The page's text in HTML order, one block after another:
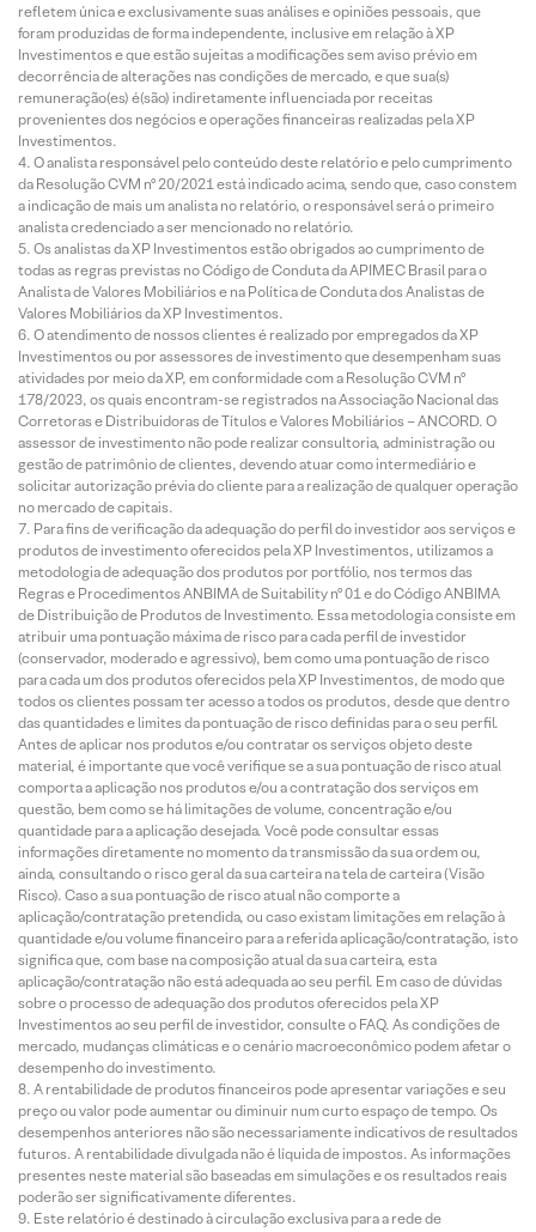
refletem única e exclusivamente suas análises e opiniões pessoais, que
foram produzidas de forma independente, inclusive em relação à XP
Investimentos e que estão sujeitas a modificações sem aviso prévio em
decorrência de alterações nas condições de mercado, e que sua(s)
remuneração(es) é(são) indiretamente influenciada por receitas
provenientes dos negócios e operações financeiras realizadas pela XP
Investimentos.
O analista responsável pelo conteúdo deste relatório e pelo cumprimento
da Resolução CVM nº 20/2021 está indicado acima, sendo que, caso constem
a indicação de mais um analista no relatório, o responsável será o primeiro
analista credenciado a ser mencionado no relatório.
Os analistas da XP Investimentos estão obrigados ao cumprimento de
todas as regras previstas no Código de Conduta da APIMEC Brasil para o
Analista de Valores Mobiliários e na Política de Conduta dos Analistas de
Valores Mobiliários da XP Investimentos.
O atendimento de nossos clientes é realizado por empregados da XP
Investimentos ou por assessores de investimento que desempenham suas
atividades por meio da XP, em conformidade com a Resolução CVM nº
178/2023, os quais encontram-se registrados na Associação Nacional das
Corretoras e Distribuidoras de Títulos e Valores Mobiliários – ANCORD. O
assessor de investimento não pode realizar consultoria, administração ou
gestão de patrimônio de clientes, devendo atuar como intermediário e
solicitar autorização prévia do cliente para a realização de qualquer operação
no mercado de capitais.
Para fins de verificação da adequação do perfil do investidor aos serviços e
produtos de investimento oferecidos pela XP Investimentos, utilizamos a
metodologia de adequação dos produtos por portfólio, nos termos das
Regras e Procedimentos ANBIMA de Suitability nº 01 e do Código ANBIMA
de Distribuição de Produtos de Investimento. Essa metodologia consiste em
atribuir uma pontuação máxima de risco para cada perfil de investidor
(conservador, moderado e agressivo), bem como uma pontuação de risco
para cada um dos produtos oferecidos pela XP Investimentos, de modo que
todos os clientes possam ter acesso a todos os produtos, desde que dentro
das quantidades e limites da pontuação de risco definidas para o seu perfil.
Antes de aplicar nos produtos e/ou contratar os serviços objeto deste
material, é importante que você verifique se a sua pontuação de risco atual
comporta a aplicação nos produtos e/ou a contratação dos serviços em
questão, bem como se há limitações de volume, concentração e/ou
quantidade para a aplicação desejada. Você pode consultar essas
informações diretamente no momento da transmissão da sua ordem ou,
ainda, consultando o risco geral da sua carteira na tela de carteira (Visão
Risco). Caso a sua pontuação de risco atual não comporte a
aplicação/contratação pretendida, ou caso existam limitações em relação à
quantidade e/ou volume financeiro para a referida aplicação/contratação, isto
significa que, com base na composição atual da sua carteira, esta
aplicação/contratação não está adequada ao seu perfil. Em caso de dúvidas
sobre o processo de adequação dos produtos oferecidos pela XP
Investimentos ao seu perfil de investidor, consulte o FAQ. As condições de
mercado, mudanças climáticas e o cenário macroeconômico podem afetar o
desempenho do investimento.
A rentabilidade de produtos financeiros pode apresentar variações e seu
preço ou valor pode aumentar ou diminuir num curto espaço de tempo. Os
desempenhos anteriores não são necessariamente indicativos de resultados
futuros. A rentabilidade divulgada não é líquida de impostos. As informações
presentes neste material são baseadas em simulações e os resultados reais
poderão ser significativamente diferentes.
Este relatório é destinado à circulação exclusiva para a rede de